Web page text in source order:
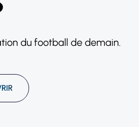
du football de demain.